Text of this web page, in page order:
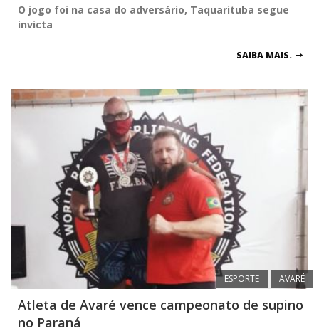
O jogo foi na casa do adversário, Taquarituba segue
invicta
SAIBA MAIS.
ESPORTE AVARÉ
Atleta de Avaré vence campeonato de supino
no Paraná